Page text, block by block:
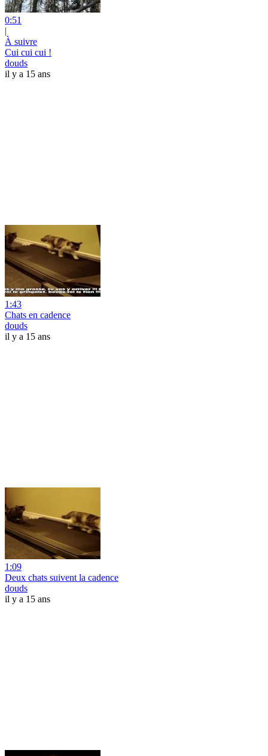
0:51
|
À suivre
Cui cui cui !
douds
il y a 15 ans
1:43
Chats en cadence
douds
il y a 15 ans
1:09
Deux chats suivent la cadence
douds
il y a 15 ans